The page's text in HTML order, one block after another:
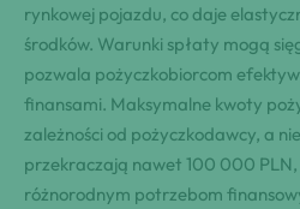
rynkowej pojazdu, co daje
środków. Warunki spłaty mogą
pozwala pożyczkobiorcom
finansami. Maksymalne kwoty
zależności od pożyczkodawcy, a
przekraczają nawet 100 000
różnorodnym potrzebom